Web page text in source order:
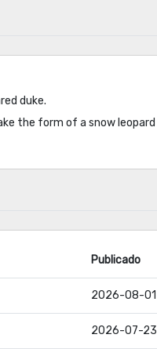
duke.
the form of a snow leopard
Publicado
2026-08-01
2026-07-23